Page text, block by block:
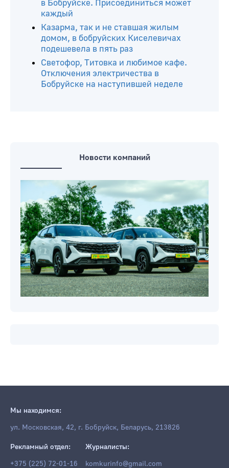
в Бобруйске. Присоединиться может
каждый
Казарма, так и не ставшая жилым
домом, в бобруйских Киселевичах
подешевела в пять раз
Светофор, Титовка и любимое кафе.
Отключения электричества в
Бобруйске на наступившей неделе
Новости компаний
Мы находимся:
ул. Московская, 42, г. Бобруйск, Беларусь, 213826
Рекламный отдел:
+375 (225) 72-01-16
Журналисты:
komkurinfo@gmail.com